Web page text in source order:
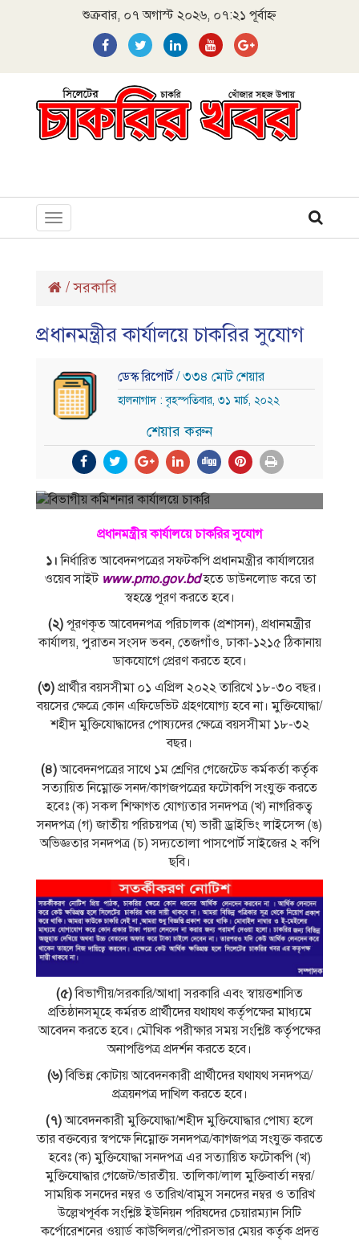
শুক্রবার, ০৭ অগাস্ট ২০২৬, ০৭:২১ পূর্বাহ্ন
Toggle
navigation
/সরকারি
প্রধানমন্ত্রীর কার্যালয়ে চাকরির সুযোগ
ডেস্ক রিপোর্ট/ ৩৩৪ মোট শেয়ার
হালনাগাদ : বৃহস্পতিবার, ৩১ মার্চ, ২০২২
শেয়ার করুন
প্রধানমন্ত্রীর কার্যালয়ে চাকরির সুযোগ
১।নির্ধারিত আবেদনপত্রের সফটকপি প্রধানমন্ত্রীর কার্যালয়ের
ওয়েব সাইটwww.pmo.gov.bdহতে ডাউনলােড করে তা
স্বহস্তে পূরণ করতে হবে।
(২) পূরণকৃত আবেদনপত্র পরিচালক (প্রশাসন), প্রধানমন্ত্রীর
কার্যালয়, পুরাতন সংসদ ভবন, তেজগাঁও, ঢাকা-১২১৫ ঠিকানায়
ডাকযােগে প্রেরণ করতে হবে।
(৩) প্রার্থীর বয়সসীমা ০১ এপ্রিল ২০২২ তারিখে ১৮-৩০ বছর।
বয়সের ক্ষেত্রে কোন এফিডেভিট গ্রহণযােগ্য হবে না। মুক্তিযােদ্ধা/
শহীদ মুক্তিযােদ্ধাদের পােষ্যদের ক্ষেত্রে বয়সসীমা ১৮-৩২
বছর।
(৪)আবেদনপত্রের সাথে ১ম শ্রেণির গেজেটেড কর্মকর্তা কর্তৃক
সত্যায়িত নিম্নোক্ত সনদ/কাগজপত্রের ফটোকপি সংযুক্ত করতে
হবেঃ (ক) সকল শিক্ষাগত যােগ্যতার সনদপত্র (খ) নাগরিকত্ব
সনদপত্র (গ) জাতীয় পরিচয়পত্র (ঘ) ভারী ড্রাইভিং লাইসেন্স (ঙ)
অভিজ্ঞতার সনদপত্র (চ) সদ্যতােলা পাসপাের্ট সাইজের ২ কপি
ছবি।
(৫)বিভাগীয়/সরকারি/আধা| সরকারি এবং স্বায়ত্তশাসিত
প্রতিষ্ঠানসমূহে কর্মরত প্রার্থীদের যথাযথ কর্তৃপক্ষের মাধ্যমে
আবেদন করতে হবে। মৌখিক পরীক্ষার সময় সংশ্লিষ্ট কর্তৃপক্ষের
অনাপত্তিপত্র প্রদর্শন করতে হবে।
(৬)বিভিন্ন কোটায় আবেদনকারী প্রার্থীদের যথাযথ সনদপত্র/
প্রত্রয়নপত্র দাখিল করতে হবে।
(৭)আবেদনকারী মুক্তিযােদ্ধা/শহীদ মুক্তিযােদ্ধার পােষ্য হলে
তার বক্তব্যের স্বপক্ষে নিম্নোক্ত সনদপত্র/কাগজপত্র সংযুক্ত করতে
হবেঃ (ক) মুক্তিযােদ্ধা সনদপত্র এর সত্যায়িত ফটোকপি (খ)
মুক্তিযােদ্ধার গেজেট/ভারতীয়. তালিকা/লাল মুক্তিবার্তা নম্বর/
সাময়িক সনদের নম্বর ও তারিখ/বামুস সনদের নম্বর ও তারিখ
উল্লেখপূর্বক সংশ্লিষ্ট ইউনিয়ন পরিষদের চেয়ারম্যান সিটি
কর্পোরেশনের ওয়ার্ড কাউন্সিলর/পৌরসভার মেয়র কর্তৃক প্রদত্ত